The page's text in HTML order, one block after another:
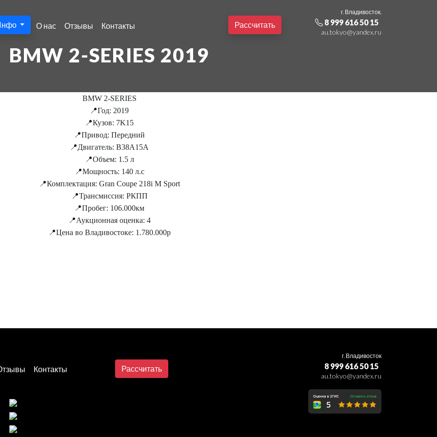
О нас Отзывы Контакты Рассчитать
г. Владивосток,
8 999 616 50 15
au.tokyo@yandex.ru
BMW 2-SERIES 2019
BMW 2-SERIES
📍Год: 2019
📍Кузов: 7K15
📍Привод: Передний
📍Двигатель: B38A15A
📍Объем: 1.5 л
📍Мощность: 140 л.с
📍Комплектация: Gran Coupe 218i M Sport
📍Трансмиссия: РКПП
📍Пробег: 106.000км
📍Аукционная оценка: 4
📍Цена во Владивостоке: 1.780.000р
Контакты Рассчитать
г. Владивосток
8 999 616 50 15
au.tokyo@yandex.ru